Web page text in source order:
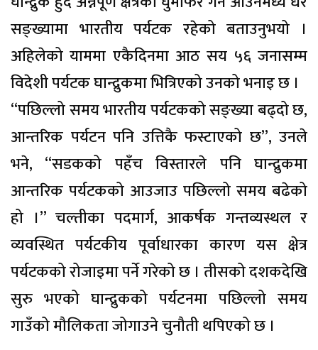
सङ्ख्यामा भारतीय पर्यटक रहेको बताउनुभयो ।
अहिलेको याममा एकैदिनमा आठ सय ५६ जनासम्म
विदेशी पर्यटक घान्द्रुकमा भित्रिएको उनको भनाइ छ ।
“पछिल्लो समय भारतीय पर्यटकको सङ्ख्या बढ्दो छ,
आन्तरिक पर्यटन पनि उत्तिकै फस्टाएको छ”, उनले
भने, “सडकको पहँच विस्तारले पनि घान्द्रुकमा
आन्तरिक पर्यटकको आउजाउ पछिल्लो समय बढेको
हो ।” चल्तीका पदमार्ग, आकर्षक गन्तव्यस्थल र
व्यवस्थित पर्यटकीय पूर्वाधारका कारण यस क्षेत्र
पर्यटकको रोजाइमा पर्ने गरेको छ । तीसको दशकदेखि
सुरु भएको घान्द्रुकको पर्यटनमा पछिल्लो समय
गाउँको मौलिकता जोगाउने चुनौती थपिएको छ ।